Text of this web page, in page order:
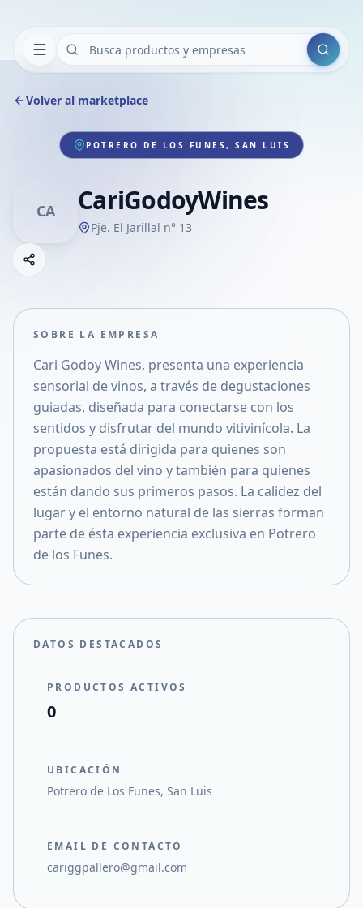
Buscar
Volver al marketplace
POTRERO DE LOS FUNES, SAN LUIS
CA CariGodoyWines
Pje. El Jarillal n° 13
Compartir empresa
Compartir en X
SOBRE LA EMPRESA
Cari Godoy Wines, presenta una experiencia
sensorial de vinos, a través de degustaciones
guiadas, diseñada para conectarse con los
sentidos y disfrutar del mundo vitivinícola. La
propuesta está dirigida para quienes son
apasionados del vino y también para quienes
están dando sus primeros pasos. La calidez del
lugar y el entorno natural de las sierras forman
parte de ésta experiencia exclusiva en Potrero
de los Funes.
DATOS DESTACADOS
PRODUCTOS ACTIVOS
0
UBICACIÓN
Potrero de Los Funes, San Luis
EMAIL DE CONTACTO
cariggpallero@gmail.com